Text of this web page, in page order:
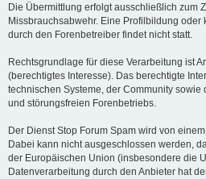
Die Übermittlung erfolgt ausschließlich zum
Missbrauchsabwehr. Eine Profilbildung
durch den Forenbetreiber findet nicht statt.
Rechtsgrundlage für diese Verarbeitung ist
(berechtigtes Interesse). Das berechtigte
technischen Systeme, der Community
und störungsfreien Forenbetriebs.
Der Dienst Stop Forum Spam wird von
Dabei kann nicht ausgeschlossen werden,
der Europäischen Union (insbesondere die
Datenverarbeitung durch den Anbieter hat